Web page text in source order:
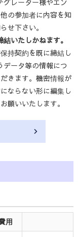
グレーター様やエン
の参加者に内容を知
せ下さい。
いたしかねます。
持契約を既に締結し
ータ等の情報につ
きます。機密情報が
ならない形に編集し
願いいたします。
用